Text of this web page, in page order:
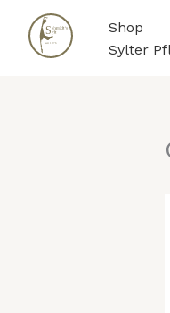
Shop
Sylter